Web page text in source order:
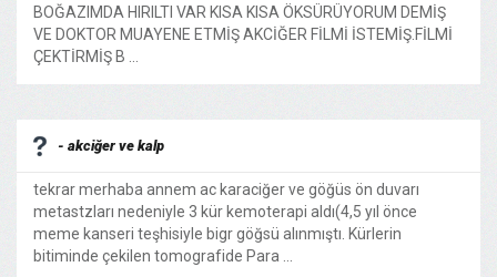
BOĞAZIMDA HIRILTI VAR KISA KISA ÖKSÜRÜYORUM DEMİŞ
VE DOKTOR MUAYENE ETMİŞ AKCİĞER FİLMİ İSTEMİŞ.FİLMİ
ÇEKTİRMİŞ B ...
- akciğer ve kalp
tekrar merhaba annem ac karaciğer ve göğüs ön duvarı
metastzları nedeniyle 3 kür kemoterapi aldı(4,5 yıl önce
meme kanseri teşhisiyle bigr göğsü alınmıştı. Kürlerin
bitiminde çekilen tomografide Para ...